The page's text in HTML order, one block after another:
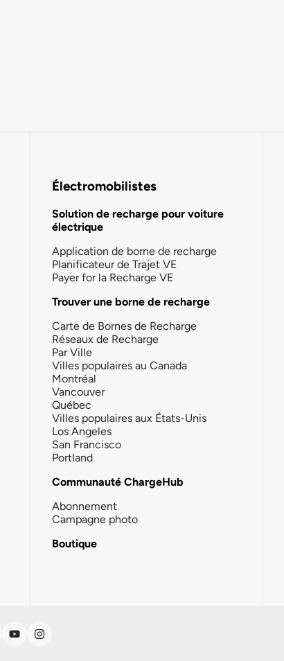
Électromobilistes
Solution de recharge pour voiture
électrique
Application de borne de recharge
Planificateur de Trajet VE
Payer for la Recharge VE
Trouver une borne de recharge
Carte de Bornes de Recharge
Réseaux de Recharge
Par Ville
Villes populaires au Canada
Montréal
Vancouver
Québec
Villes populaires aux États-Unis
Los Angeles
San Francisco
Portland
Communauté ChargeHub
Abonnement
Campagne photo
Boutique